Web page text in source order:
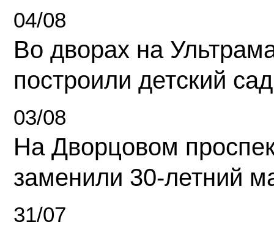
04/08
Во дворах на
построили детский сад
03/08
На Дворцовом
заменили 30-летний
31/07